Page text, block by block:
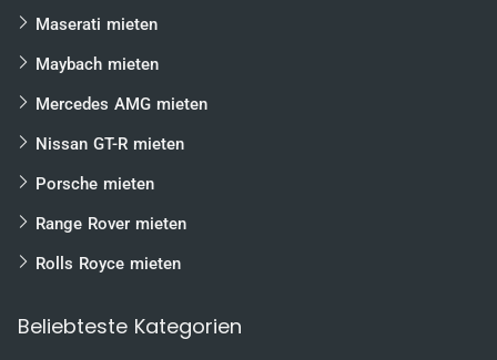
Maserati mieten
Maybach mieten
Mercedes AMG mieten
Nissan GT-R mieten
Porsche mieten
Range Rover mieten
Rolls Royce mieten
Beliebteste Kategorien